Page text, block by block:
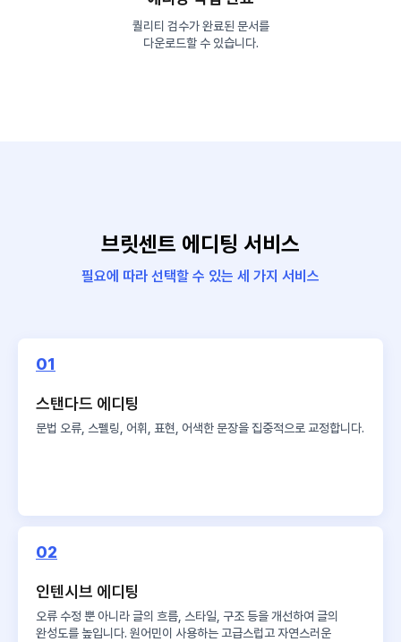
퀄리티 검수가 완료된 문서를
다운로드할 수 있습니다.
브릿센트 에디팅 서비스
필요에 따라 선택할 수 있는 세 가지 서비스
01
스탠다드 에디팅
문법 오류, 스펠링, 어휘, 표현, 어색한 문장을 집중적으로 교정합니다.
02
인텐시브 에디팅
오류 수정 뿐 아니라 글의 흐름, 스타일, 구조 등을 개선하여 글의
완성도를 높입니다. 원어민이 사용하는 고급스럽고 자연스러운